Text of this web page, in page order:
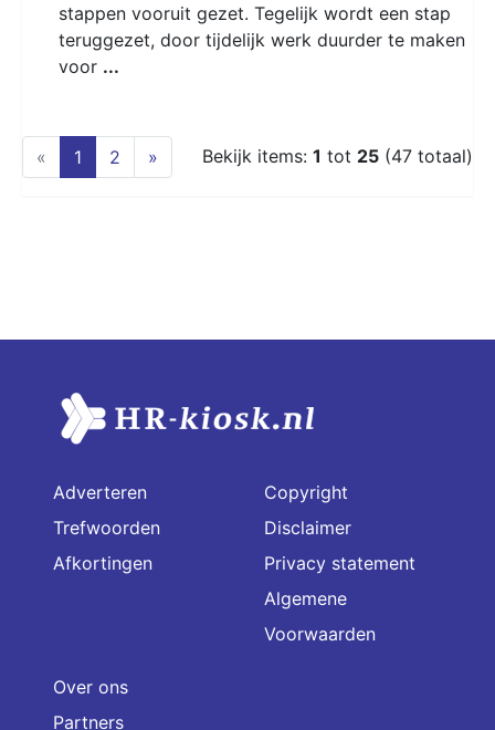
stappen vooruit gezet. Tegelijk wordt een stap
teruggezet, door tijdelijk werk duurder te maken
voor ...
« 1 (current)
2 » Bekijk items: 1 tot 25 (47 totaal)
Adverteren
Trefwoorden
Afkortingen
Copyright
Disclaimer
Privacy statement
Algemene
Voorwaarden
Over ons
Partners